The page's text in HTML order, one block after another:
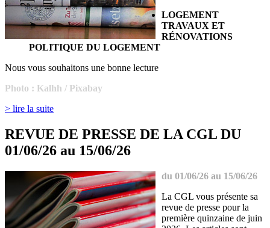
LOGEMENT
TRAVAUX ET
RÉNOVATIONS
POLITIQUE DU LOGEMENT
Nous vous souhaitons une bonne lecture
Photo : Kalhh / Pixabay
> lire la suite
REVUE DE PRESSE DE LA CGL DU
01/06/26 au 15/06/26
du 01/06/26 au 15/06/26
La CGL vous présente sa
revue de presse pour la
première quinzaine de juin